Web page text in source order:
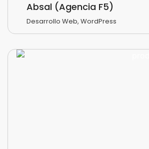
Absal (Agencia F5)
Desarrollo Web, WordPress